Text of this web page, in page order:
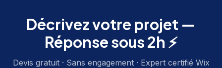
Décrivez votre projet —
Réponse sous 2h ⚡
Devis gratuit · Sans engagement · Expert certifié Wix